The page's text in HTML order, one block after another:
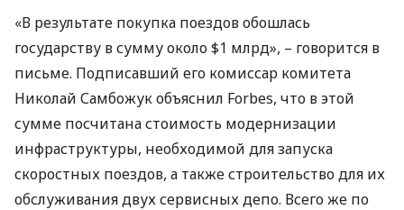
«В результате покупка поездов обошлась
государству в сумму около $1 млрд», – говорится в
письме. Подписавший его комиссар комитета
Николай Самбожук объяснил Forbes, что в этой
сумме посчитана стоимость модернизации
инфраструктуры, необходимой для запуска
скоростных поездов, а также строительство для их
обслуживания двух сервисных депо. Всего же по